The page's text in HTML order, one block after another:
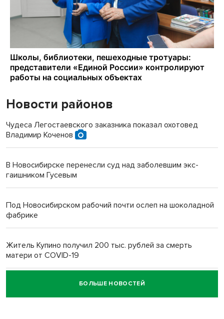
Новости районов
Чудеса Легостаевского заказника показал охотовед
Владимир Коченов
В Новосибирске перенесли суд над заболевшим экс-
гаишником Гусевым
Под Новосибирском рабочий почти ослеп на шоколадной
фабрике
Житель Купино получил 200 тыс. рублей за смерть
матери от COVID-19
Новосибирский суд наказал водителя за смерть
пенсионерки на вокзале
БОЛЬШЕ НОВОСТЕЙ